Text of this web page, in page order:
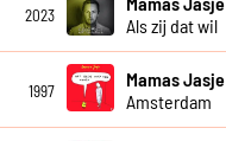
2023
Als zij dat wil
1997
Mamas Jasje
Amsterdam